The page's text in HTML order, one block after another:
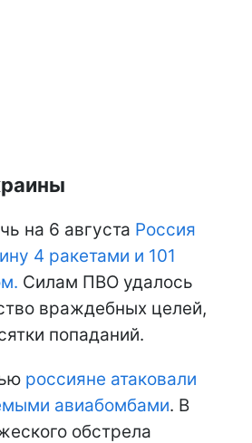
на 6 августа Россия
4 ракетами и 101
Силам ПВО удалось
враждебных целей,
попаданий.
россияне атаковали
авиабомбами. В
обстрела